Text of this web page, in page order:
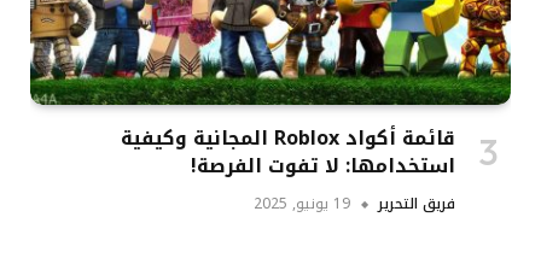
قائمة أكواد Roblox المجانية وكيفية
استخدامها: لا تفوت الفرصة!
فريق التحرير 19 يونيو, 2025